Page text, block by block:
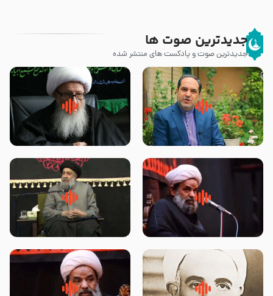
جدیدترین صوت ها
جدیدترین صوت و پادکست های منتشر شده
پیامبر صلی الله علیه وآله و سلم
فرمودند وای بر بچه های آخر
زوّار اربعین امام حسین (علیه
السلام) با این اشتیاق به زیارت
روضه جانسوز پاره های جگر امام
حسن مجتبی علیه السلام-حجت
لقب حضرت رقیه سلام الله علیها به
چه معناست – حجت الاسلام علوی